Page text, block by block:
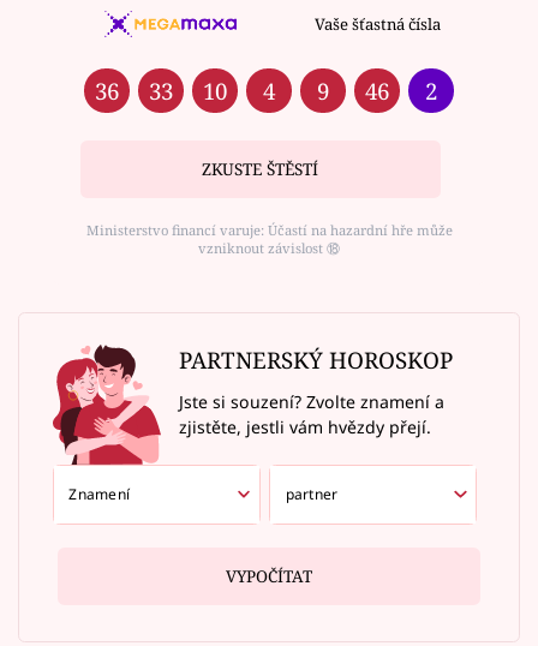
Vaše šťastná čísla
36 33 10 4 9 46 2
ZKUSTE ŠTĚSTÍ
Ministerstvo financí varuje: Účastí na hazardní hře může
vzniknout závislost ⑱
PARTNERSKÝ HOROSKOP
Jste si souzení? Zvolte znamení a
zjistěte, jestli vám hvězdy přejí.
VYPOČÍTAT